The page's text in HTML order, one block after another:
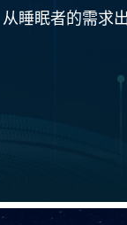
睡眠者的需求